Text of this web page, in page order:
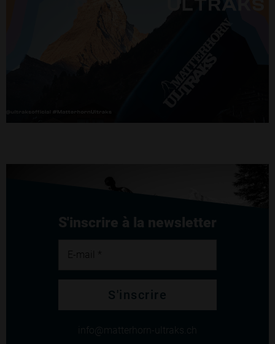
S'inscrire à la newsletter
E-mail *
S'inscrire
info matterhorn-ultraks.ch